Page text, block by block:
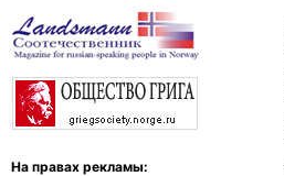
На правах рекламы: